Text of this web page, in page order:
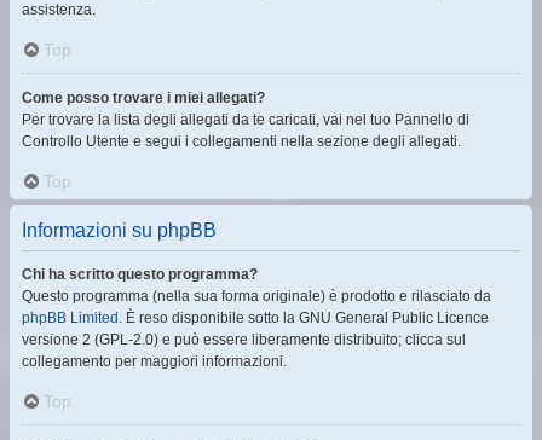
assistenza.
Top
Come posso trovare i miei allegati?
Per trovare la lista degli allegati da te caricati, vai nel tuo Pannello di
Controllo Utente e segui i collegamenti nella sezione degli allegati.
Top
Informazioni su phpBB
Chi ha scritto questo programma?
Questo programma (nella sua forma originale) è prodotto e rilasciato da
phpBB Limited . È reso disponibile sotto la GNU General Public Licence
versione 2 (GPL-2.0) e può essere liberamente distribuito; clicca sul
collegamento per maggiori informazioni.
Top